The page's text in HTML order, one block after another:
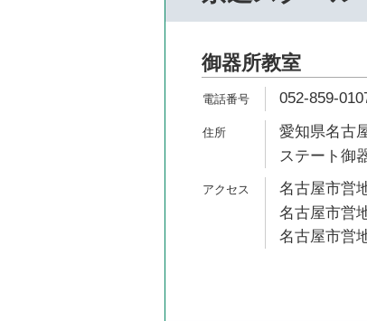
御器所教室
052-859-
愛知県名古
ステート御
名古屋市営
名古屋市営
名古屋市営